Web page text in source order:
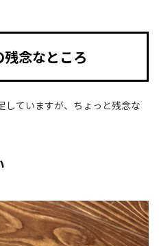
念なところ
していますが、ちょっと残念な